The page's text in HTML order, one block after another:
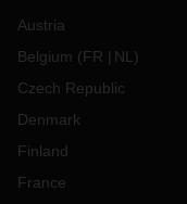
Austria
Belgium (FR NL )
Czech Republic
Denmark
Finland
France